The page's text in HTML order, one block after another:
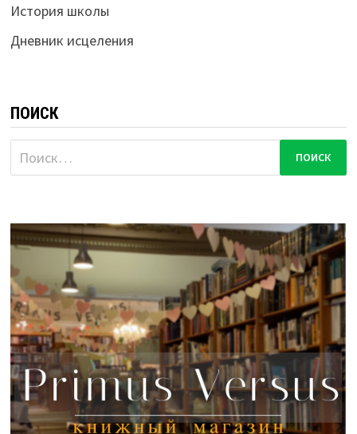
История школы
Дневник исцеления
ПОИСК
Найти: